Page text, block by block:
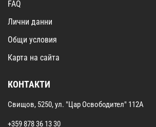
FAQ
Лични данни
Общи условия
Карта на сайта
КОНТАКТИ
Свищов, 5250, ул. "Цар Освободител" 112А
+359 878 36 13 30